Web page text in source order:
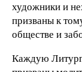
художники и
призваны к
обществе и
Каждую